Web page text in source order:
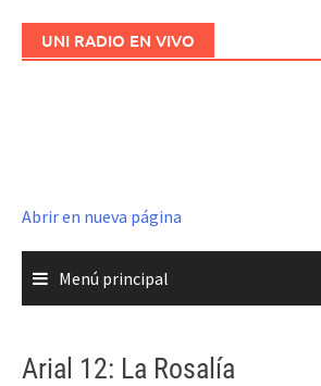
UNI RADIO EN VIVO
Abrir en nueva página
Menú principal
Arial 12: La Rosalía